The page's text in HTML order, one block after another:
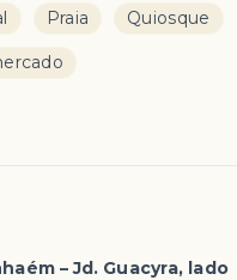
Praia Quiosque
– Jd. Guacyra, lado